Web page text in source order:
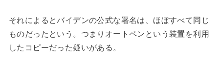
それによるとバイデンの公式な署名は、ほぼすべて同じ
ものだったという。つまりオートペンという装置を利用
したコピーだった疑いがある。